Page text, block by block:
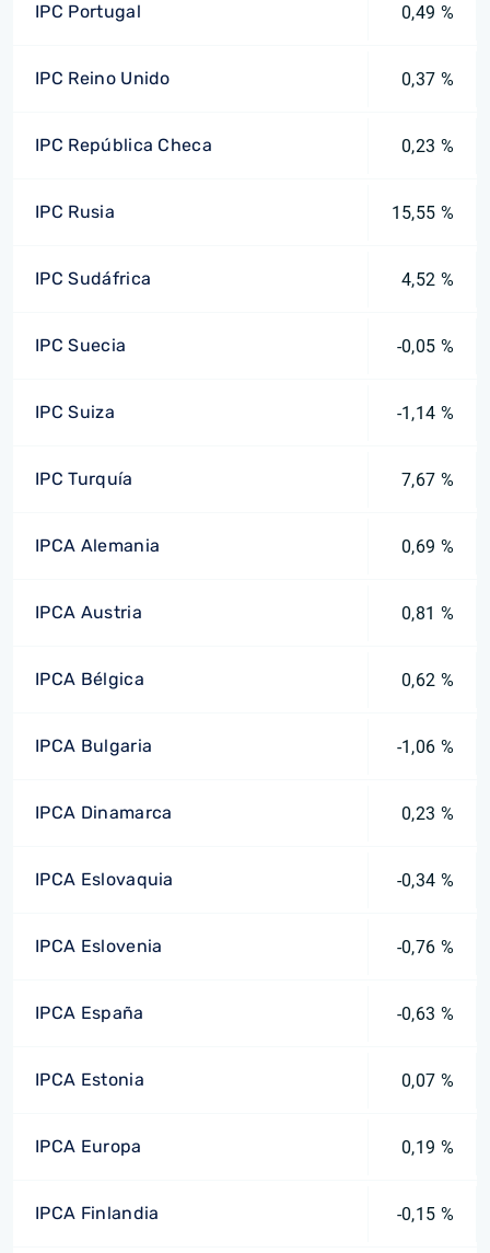
IPC Portugal 0,49 %
IPC Reino Unido 0,37 %
IPC República Checa 0,23 %
IPC Rusia 15,55 %
IPC Sudáfrica 4,52 %
IPC Suecia -0,05 %
IPC Suiza -1,14 %
IPC Turquía 7,67 %
IPCA Alemania 0,69 %
IPCA Austria 0,81 %
IPCA Bélgica 0,62 %
IPCA Bulgaria -1,06 %
IPCA Dinamarca 0,23 %
IPCA Eslovaquia -0,34 %
IPCA Eslovenia -0,76 %
IPCA España -0,63 %
IPCA Estonia 0,07 %
IPCA Europa 0,19 %
IPCA Finlandia -0,15 %